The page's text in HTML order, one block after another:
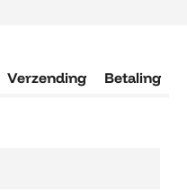
Verzending Betaling